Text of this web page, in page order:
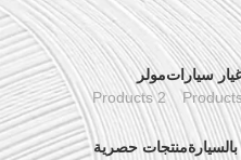
سياراتمولر
2 Products
منتجات حصرية